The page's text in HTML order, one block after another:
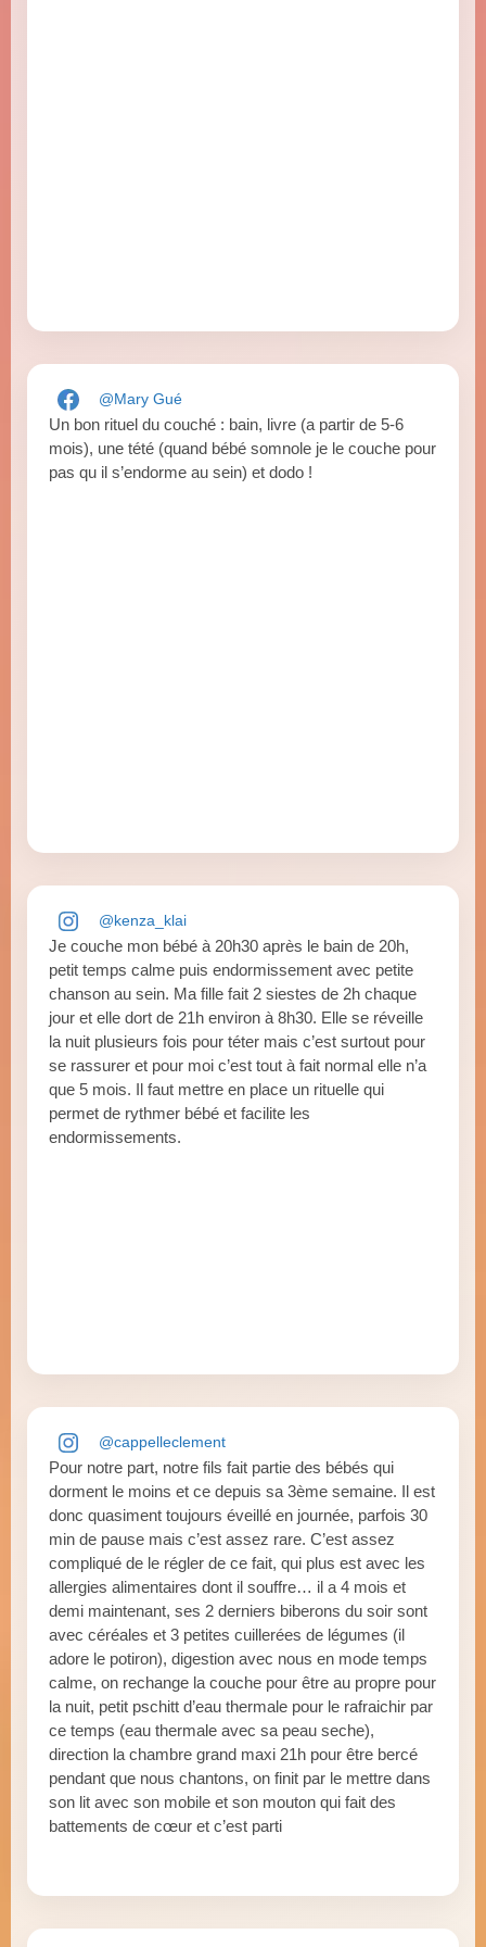
@Mary Gué
Un bon rituel du couché : bain, livre (a partir de 5-6
mois), une tété (quand bébé somnole je le couche pour
pas qu il s’endorme au sein) et dodo !
@kenza_klai
Je couche mon bébé à 20h30 après le bain de 20h,
petit temps calme puis endormissement avec petite
chanson au sein. Ma fille fait 2 siestes de 2h chaque
jour et elle dort de 21h environ à 8h30. Elle se réveille
la nuit plusieurs fois pour téter mais c’est surtout pour
se rassurer et pour moi c’est tout à fait normal elle n’a
que 5 mois. Il faut mettre en place un rituelle qui
permet de rythmer bébé et facilite les
endormissements.
@cappelleclement
Pour notre part, notre fils fait partie des bébés qui
dorment le moins et ce depuis sa 3ème semaine. Il est
donc quasiment toujours éveillé en journée, parfois 30
min de pause mais c’est assez rare. C’est assez
compliqué de le régler de ce fait, qui plus est avec les
allergies alimentaires dont il souffre… il a 4 mois et
demi maintenant, ses 2 derniers biberons du soir sont
avec céréales et 3 petites cuillerées de légumes (il
adore le potiron), digestion avec nous en mode temps
calme, on rechange la couche pour être au propre pour
la nuit, petit pschitt d’eau thermale pour le rafraichir par
ce temps (eau thermale avec sa peau seche),
direction la chambre grand maxi 21h pour être bercé
pendant que nous chantons, on finit par le mettre dans
son lit avec son mobile et son mouton qui fait des
battements de cœur et c’est parti